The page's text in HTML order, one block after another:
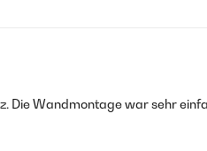
Die Wandmontage war sehr